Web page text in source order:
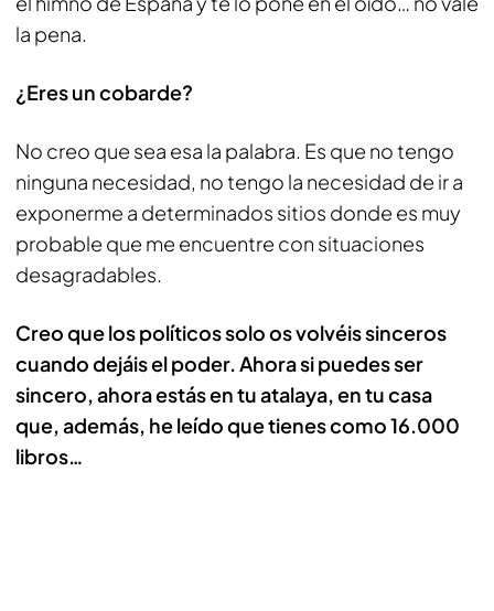
la pena.
¿Eres un cobarde?
No creo que sea esa la palabra. Es que no tengo
ninguna necesidad, no tengo la necesidad de ir a
exponerme a determinados sitios donde es muy
probable que me encuentre con situaciones
desagradables.
Creo que los políticos solo os volvéis sinceros
cuando dejáis el poder. Ahora si puedes ser
sincero, ahora estás en tu atalaya, en tu casa
que, además, he leído que tienes como 16.000
libros…